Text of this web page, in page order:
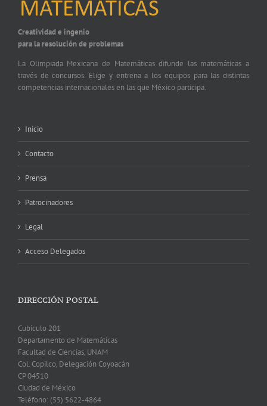
Creatividad e ingenio
para la resolución de problemas
La Olimpiada Mexicana de Matemáticas difunde las matemáticas a
través de concursos. Elige y entrena a los equipos para las distintas
competencias internacionales en las que México participa.
Inicio
Contacto
Prensa
Patrocinadores
Legal
Acceso Delegados
DIRECCIÓN POSTAL
Cubículo 201
Departamento de Matemáticas
Facultad de Ciencias, UNAM
Col. Copilco, Delegación Coyoacán
CP 04510
Ciudad de México
Teléfono: (55) 5622-4864